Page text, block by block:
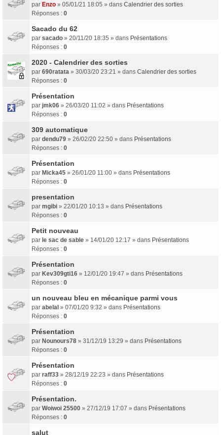
par Enzo » 05/01/21 18:05 » dans Calendrier des sorties
Réponses : 0
Sacado du 62
par sacado » 20/11/20 18:35 » dans Présentations
Réponses : 0
2020 - Calendrier des sorties
par 690ratata » 30/03/20 23:21 » dans Calendrier des sorties
Réponses : 0
Présentation
par jmk06 » 26/03/20 11:02 » dans Présentations
Réponses : 0
309 automatique
par dendu79 » 26/02/20 22:50 » dans Présentations
Réponses : 0
Présentation
par Micka45 » 26/01/20 11:00 » dans Présentations
Réponses : 0
presentation
par mgibi » 22/01/20 10:13 » dans Présentations
Réponses : 0
Petit nouveau
par le sac de sable » 14/01/20 12:17 » dans Présentations
Réponses : 0
Présentation
par Kev309gti16 » 12/01/20 19:47 » dans Présentations
Réponses : 0
un nouveau bleu en mécanique parmi vous
par abelal » 07/01/20 9:32 » dans Présentations
Réponses : 0
Présentation
par Nounours78 » 31/12/19 13:29 » dans Présentations
Réponses : 0
Présentation
par raff33 » 28/12/19 22:23 » dans Présentations
Réponses : 0
Présentation.
par Woiwoi 25500 » 27/12/19 17:07 » dans Présentations
Réponses : 0
salut